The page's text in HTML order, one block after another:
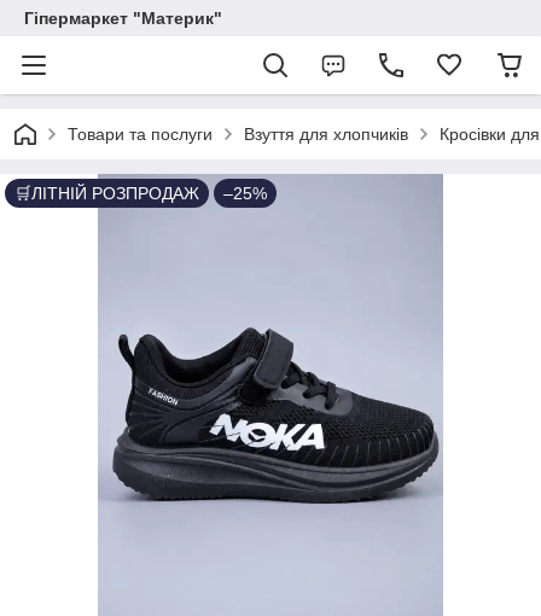
Гіпермаркет "Материк"
Товари та послуги Взуття для хлопчиків Кросівки
🛒ЛІТНІЙ РОЗПРОДАЖ –25%